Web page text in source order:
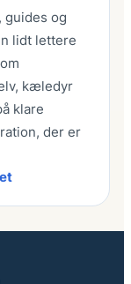
guides og
lidt lettere
kæledyr
klare
der er